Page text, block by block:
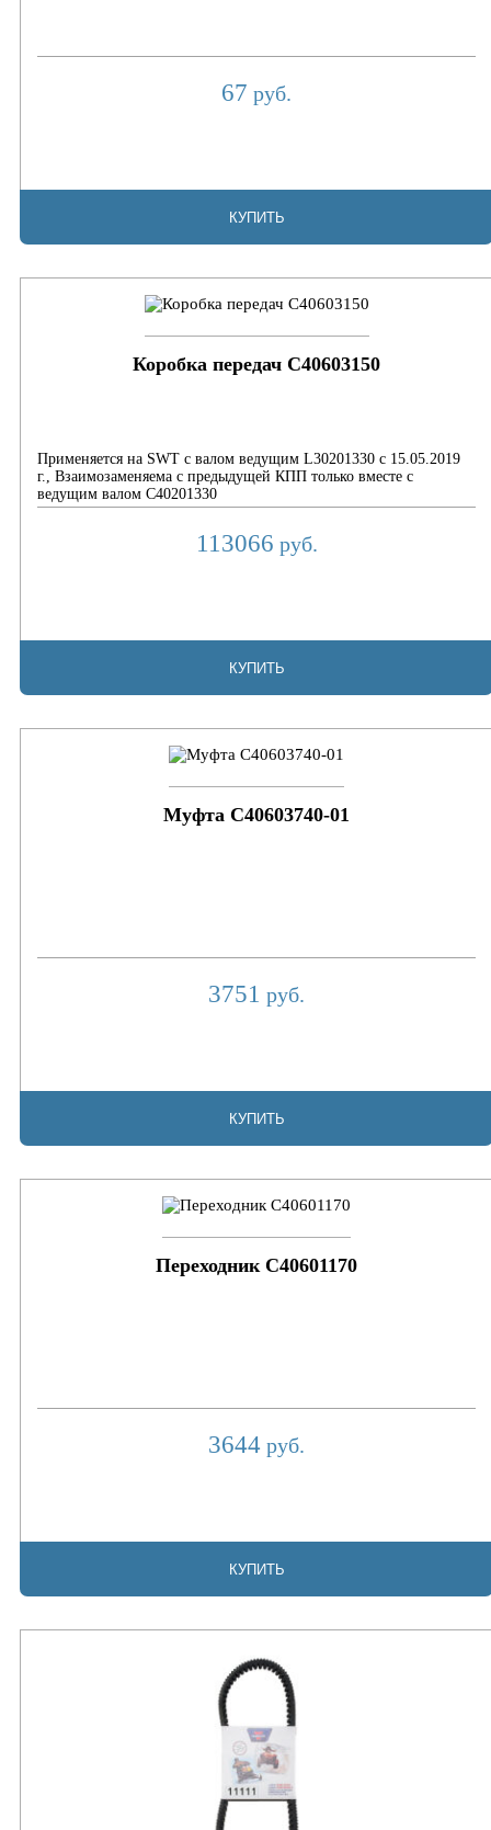
67 руб.
КУПИТЬ
Коробка передач C40603150
Применяется на SWT с валом ведущим L30201330 с 15.05.2019
г., Взаимозаменяема с предыдущей КПП только вместе с
ведущим валом C40201330
113066 руб.
КУПИТЬ
Муфта С40603740-01
3751 руб.
КУПИТЬ
Переходник C40601170
3644 руб.
КУПИТЬ